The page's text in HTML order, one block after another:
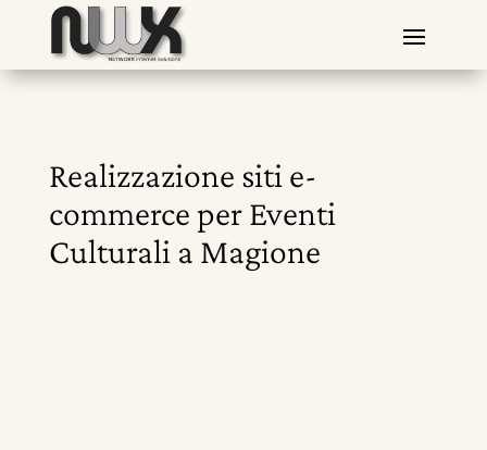
Realizzazione siti e-
commerce per Eventi
Culturali a Magione